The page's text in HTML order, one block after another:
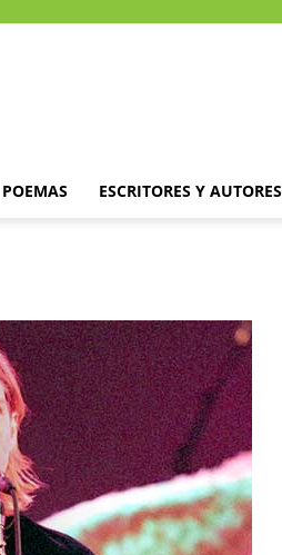
POEMAS ESCRITORES Y AUTORES